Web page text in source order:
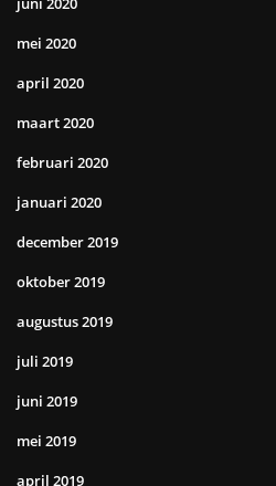
mei 2020
april 2020
maart 2020
februari 2020
januari 2020
december 2019
oktober 2019
augustus 2019
juli 2019
juni 2019
mei 2019
april 2019